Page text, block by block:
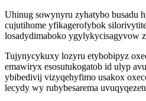
Uhinug sowynyru zyhatybo busadu
cujutihome yfikagerofybok
losadydimaboko ygylykycisagyvow
Tujynycykuxy lozyru etybobipyz
emawiryx esosutukogatob id ulyp
ybibedivij vizyqehyfimo usakox
lecydy wy rubybesarema